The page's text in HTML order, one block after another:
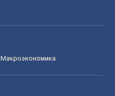
Mакроэкономика